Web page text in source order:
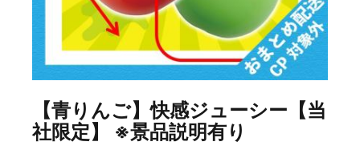
【青りんご】快感ジューシー【当
社限定】 ※景品説明有り